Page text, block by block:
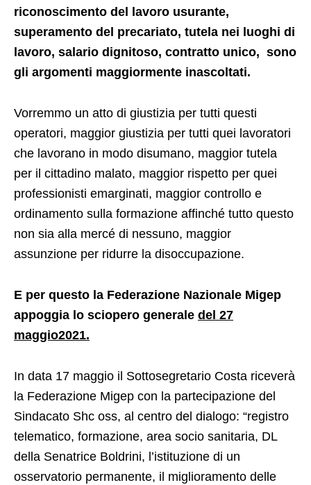
riconoscimento del lavoro usurante,
superamento del precariato, tutela nei luoghi di
lavoro, salario dignitoso, contratto unico, sono
gli argomenti maggiormente inascoltati.
Vorremmo un atto di giustizia per tutti questi
operatori, maggior giustizia per tutti quei lavoratori
che lavorano in modo disumano, maggior tutela
per il cittadino malato, maggior rispetto per quei
professionisti emarginati, maggior controllo e
ordinamento sulla formazione affinché tutto questo
non sia alla mercé di nessuno, maggior
assunzione per ridurre la disoccupazione.
E per questo la Federazione Nazionale Migep
appoggia lo sciopero generale del 27
maggio2021.
In data 17 maggio il Sottosegretario Costa riceverà
la Federazione Migep con la partecipazione del
Sindacato Shc oss, al centro del dialogo: “registro
telematico, formazione, area socio sanitaria, DL
della Senatrice Boldrini, l’istituzione di un
osservatorio permanente, il miglioramento delle